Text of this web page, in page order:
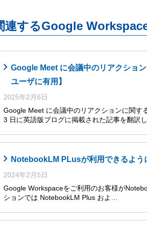
連するGoogle
Google Meet に会議中のリアクショ
ユーザに有用】
2025年2月6日
Google Meet に会議中のリアクションに関
3 日に英語版ブログに掲載された記事を翻訳
NotebookLM PLusが利用できるよう
2024年2月5日
Google Workspaceをご利用のお客様が
ションでは NotebookLM Plus およ…